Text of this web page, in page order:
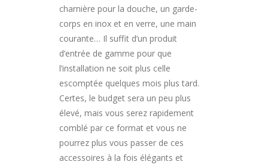
charnière pour la douche, un garde-
corps en inox et en verre, une main
courante… Il suffit d’un produit
d’entrée de gamme pour que
l’installation ne soit plus celle
escomptée quelques mois plus tard.
Certes, le budget sera un peu plus
élevé, mais vous serez rapidement
comblé par ce format et vous ne
pourrez plus vous passer de ces
accessoires à la fois élégants et